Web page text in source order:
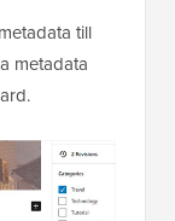
till
metadata